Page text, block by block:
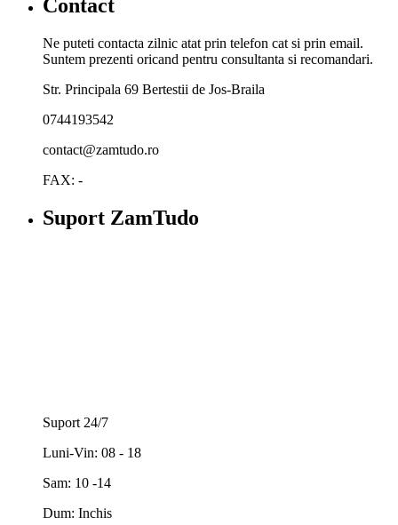
Contact
Ne puteti contacta zilnic atat prin telefon cat si prin email.
Suntem prezenti oricand pentru consultanta si recomandari.
Str. Principala 69 Bertestii de Jos-Braila
0744193542
contact@zamtudo.ro
FAX: -
Suport ZamTudo
Suport 24/7
Luni-Vin: 08 - 18
Sam: 10 -14
Dum: Inchis